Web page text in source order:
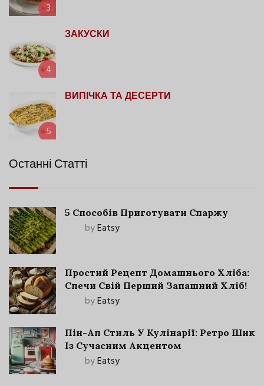
3
4
ЗАКУСКИ
5
ВИПІЧКА ТА ДЕСЕРТИ
Останні Статті
5 Способів Приготувати Спаржу
byEatsy
Простий Рецепт Домашнього Хліба:
Спечи Свій Перший Запашний Хліб!
byEatsy
Пін-Ап Стиль У Кулінарії: Ретро Шик
Із Сучасним Акцентом
byEatsy